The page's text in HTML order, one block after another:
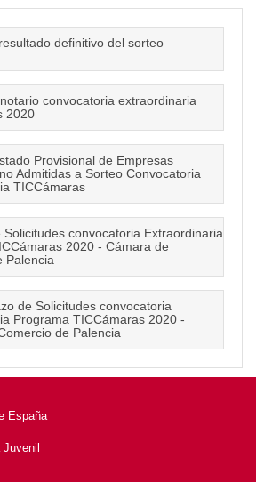
definitivo del sorteo
convocatoria extraordinaria
2020
Provisional de Empresas
Admitidas a Sorteo Convocatoria
TICCámaras
Solicitudes convocatoria Extraordinaria
2020 - Cámara de
Palencia
de Solicitudes convocatoria
Programa TICCámaras 2020 -
de Palencia
España